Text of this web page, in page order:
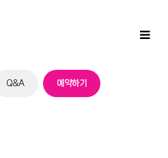
Toggle
Q&A 예약하기